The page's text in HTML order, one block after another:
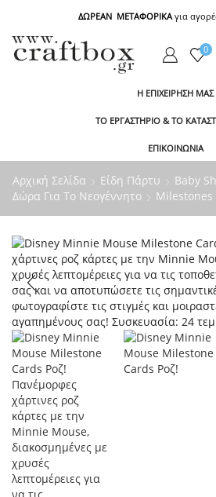
ΔΩΡΕΑΝ ΜΕΤΑΦΟΡΙΚΑγια
0
Η ΕΠΙΧΕΙΡΗΣΗ ΜΑΣ
ΤΟ ΕΡΓΑΣΤΗΡΙΟ & ΤΟ
ΕΠΙΚΟΙΝΩΝΙΑ
Αρχική Σελίδα Είδη Πάρτυ
Baby
Δώρα Για Το Νεογέννητο
Milestones